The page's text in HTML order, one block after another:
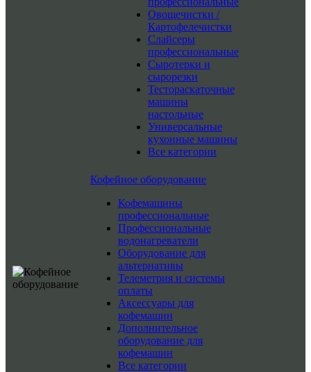
Овощечистки /
Картофелечистки
Слайсеры
профессиональные
Сыротерки и
сырорезки
Тестораскаточные
машины
настольные
Универсальные
кухонные машины
Все категории
Кофейное оборудование
Кофемашины
профессиональные
Профессиональные
водонагреватели
Оборудование для
альтернативы
Телеметрия и системы
оплаты
Аксессуары для
кофемашин
Дополнительное
оборудование для
кофемашин
Все категории